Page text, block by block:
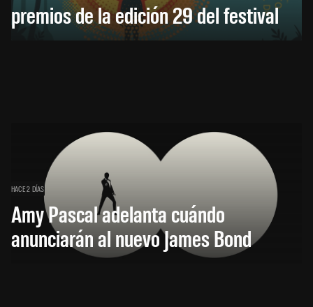
premios de la edición 29 del festival
HACE 2 DÍAS
Amy Pascal adelanta cuándo
anunciarán al nuevo James Bond